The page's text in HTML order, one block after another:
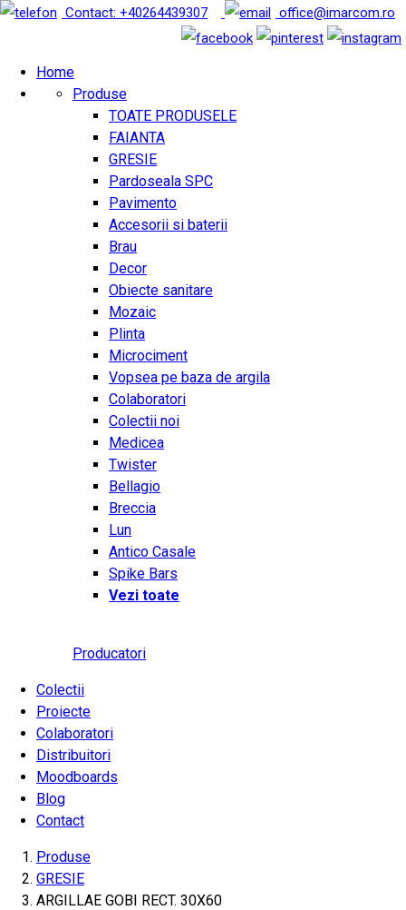
Contact: +40264439307 office@imarcom.ro
Home
Produse
TOATE PRODUSELE
FAIANTA
GRESIE
Pardoseala SPC
Pavimento
Accesorii si baterii
Brau
Decor
Obiecte sanitare
Mozaic
Plinta
Microciment
Vopsea pe baza de argila
Colaboratori
Colectii noi
Medicea
Twister
Bellagio
Breccia
Lun
Antico Casale
Spike Bars
Vezi toate
Producatori
Colectii
Proiecte
Colaboratori
Distribuitori
Moodboards
Blog
Contact
Produse
GRESIE
ARGILLAE GOBI RECT. 30X60